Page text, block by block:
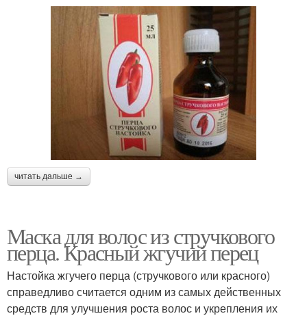
читать дальше →
Маска для волос из стручкового
перца. Красный жгучий перец
Настойка жгучего перца (стручкового или красного)
справедливо считается одним из самых действенных
средств для улучшения роста волос и укрепления их